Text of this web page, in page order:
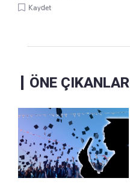
Kaydet
ÖNE ÇIKANLAR